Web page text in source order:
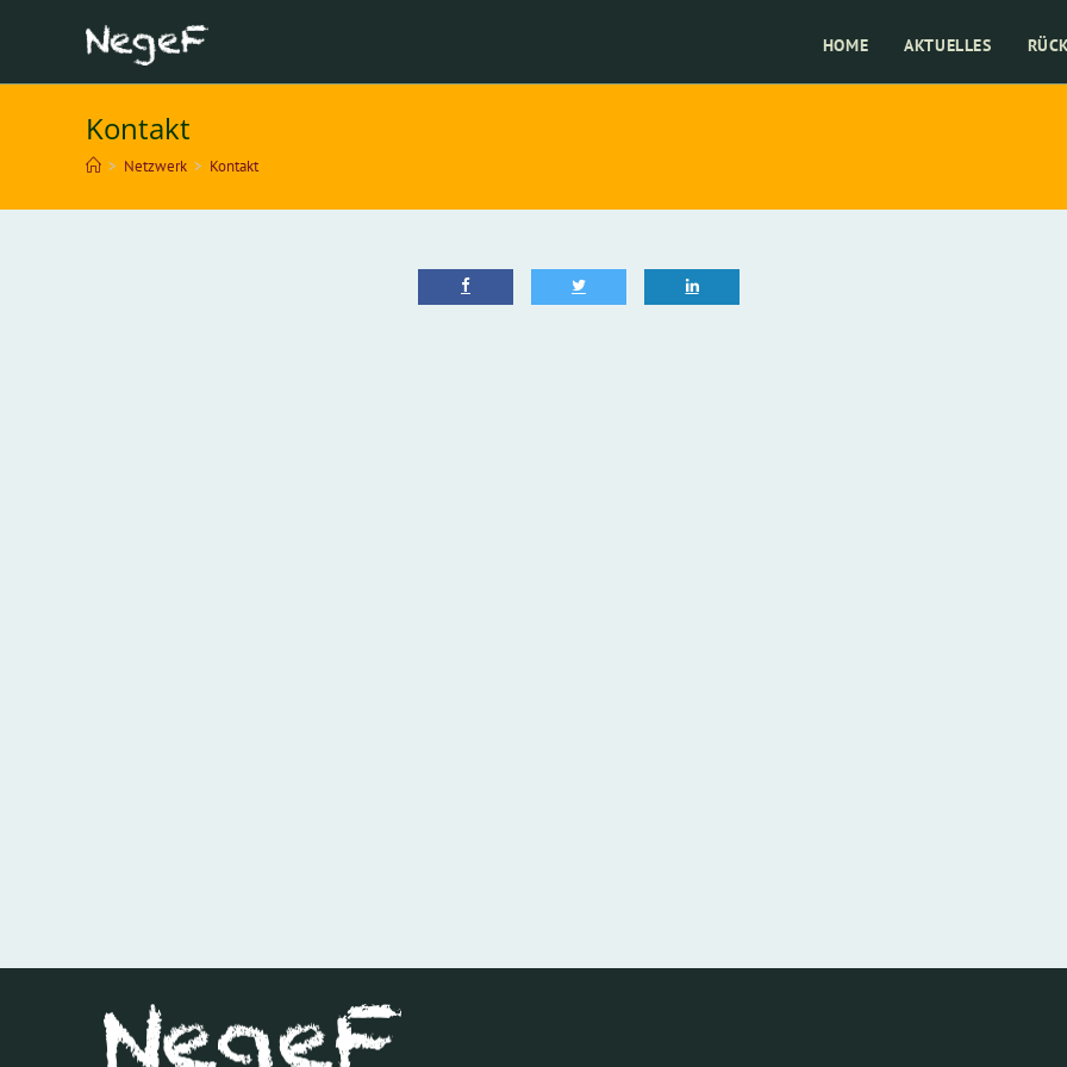
HOME AKTUELLES
Kontakt
> Netzwerk > Kontakt